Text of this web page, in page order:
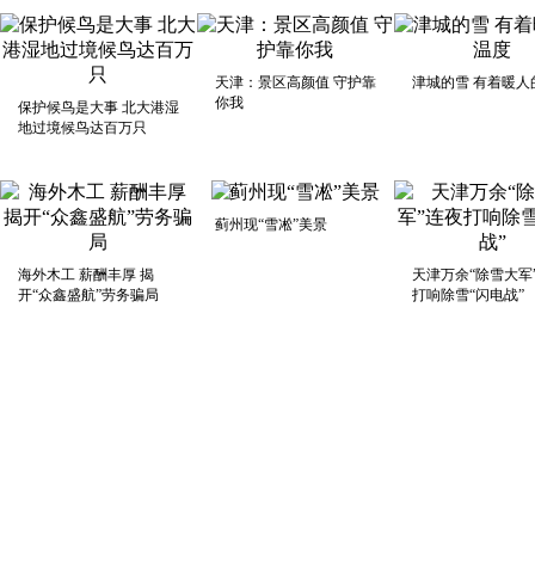
保护候鸟是大事 北大港湿
地过境候鸟达百万只
天津：景区高颜值 守护靠
你我
津城的雪 有着暖人
海外木工 薪酬丰厚 揭
开“众鑫盛航”劳务骗局
蓟州现“雪凇”美景
天津万余“除雪大军
打响除雪“闪电战”